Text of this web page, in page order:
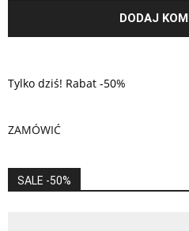
Tylko dziś! Rabat -50%
ZAMÓWIĆ
SALE -50%